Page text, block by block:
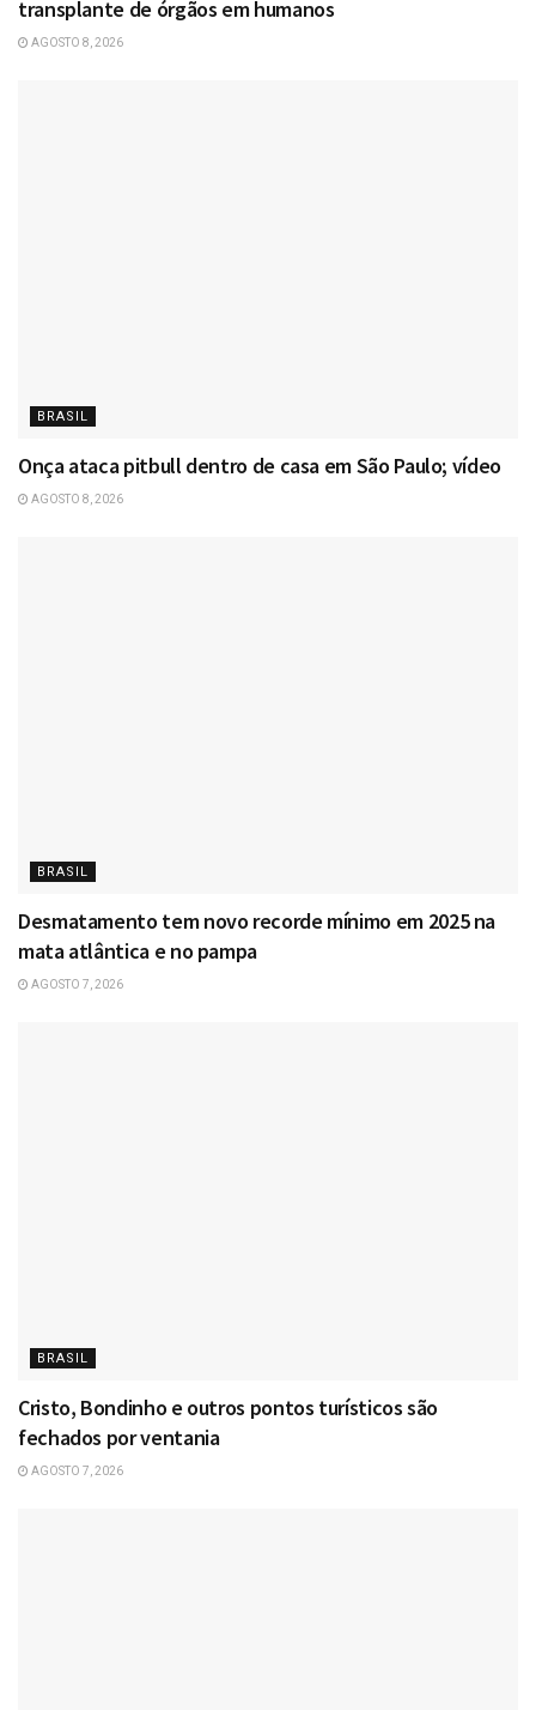
transplante de órgãos em humanos
AGOSTO 8, 2026
BRASIL
Onça ataca pitbull dentro de casa em São Paulo; vídeo
AGOSTO 8, 2026
BRASIL
Desmatamento tem novo recorde mínimo em 2025 na
mata atlântica e no pampa
AGOSTO 7, 2026
BRASIL
Cristo, Bondinho e outros pontos turísticos são
fechados por ventania
AGOSTO 7, 2026